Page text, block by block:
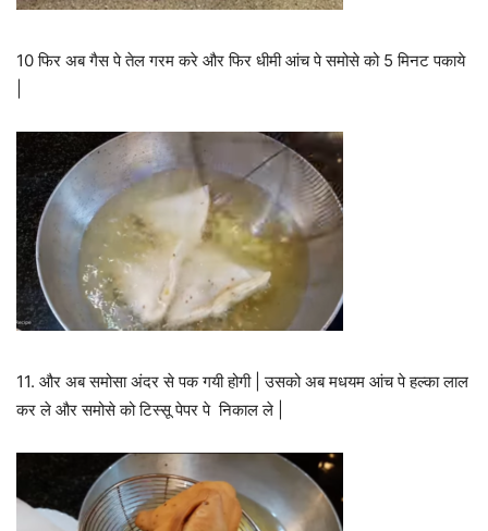
10 फिर अब गैस पे तेल गरम करे और फिर धीमी आंच पे समोसे को 5 मिनट पकाये
11. और अब समोसा अंदर से पक गयी होगी | उसको अब मधयम आंच पे हल्का लाल
कर ले और समोसे को टिस्सू पेपर पे निकाल ले |